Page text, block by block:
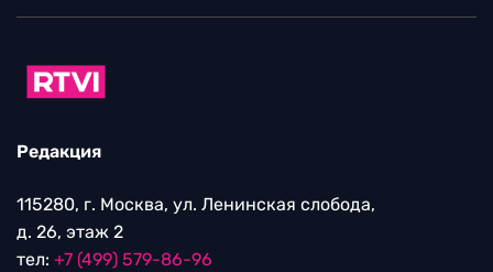
Редакция
115280, г. Москва, ул. Ленинская слобода,
д. 26, этаж 2
тел: +7 (499) 579-86-96